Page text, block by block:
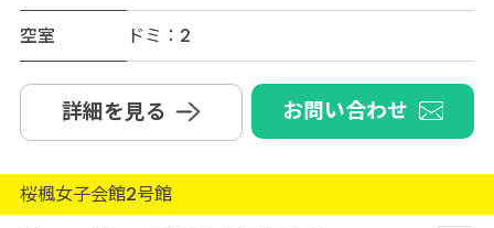
空室
ドミ：2
詳細を見る お問い合わせ
桜楓女子会館2号館